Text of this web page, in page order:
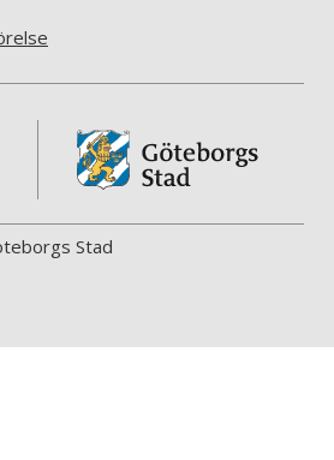
Stad